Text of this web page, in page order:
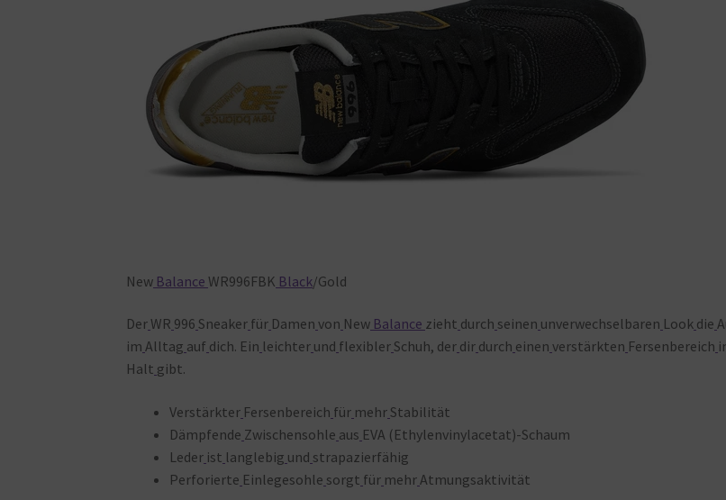
New Balance WR996FBK Black/Gold
Der WR 996 Sneaker für Damen von New Balance zieht durch seinen unverwechselbaren Look die
im Alltag auf dich. Ein leichter und flexibler Schuh, der dir durch einen verstärkten Fersenbereich
Halt gibt.
Verstärkter Fersenbereich für mehr Stabilität
Dämpfende Zwischensohle aus EVA (Ethylenvinylacetat)-Schaum
Leder ist langlebig und strapazierfähig
Perforierte Einlegesohle sorgt für mehr Atmungsaktivität